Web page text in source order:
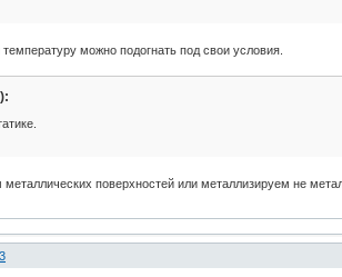
можно подогнать под свои условия.
поверхностей или металлизируем не